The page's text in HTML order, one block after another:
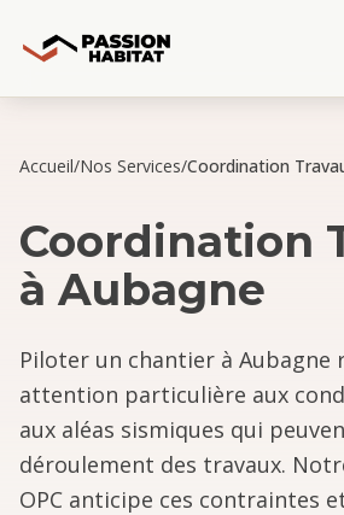
Accueil/Nos Services/Coordination
Coordination
à Aubagne
Piloter un chantier à Aubagne
attention particulière aux
aux aléas sismiques qui
déroulement des travaux.
OPC anticipe ces contraintes